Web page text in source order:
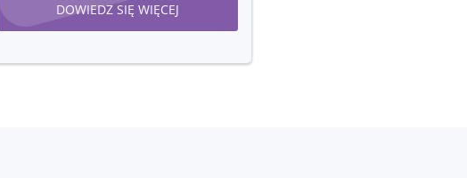
DOWIEDZ SIĘ WIĘCEJ